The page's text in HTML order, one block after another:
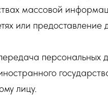
массовой
или предоставление
персональных
лицу.